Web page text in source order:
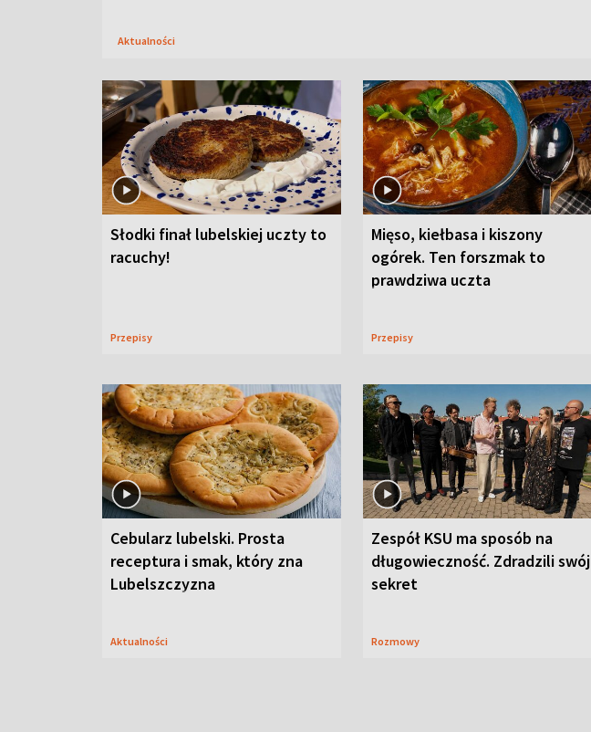
Aktualności
Słodki finał lubelskiej uczty to
racuchy!
Przepisy
Mięso, kiełbasa i kiszony
ogórek. Ten forszmak to
prawdziwa uczta
Przepisy
Cebularz lubelski. Prosta
receptura i smak, który zna
Lubelszczyzna
Aktualności
Zespół KSU ma sposób na
długowieczność. Zdradzili swój
sekret
Rozmowy